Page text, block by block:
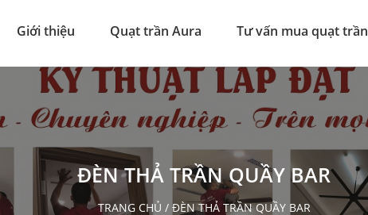
Giới thiệu Quạt trần Aura Tư vấn mua quạt trần
ĐÈN THẢ TRẦN QUẦY BAR
TRANG CHỦ / ĐÈN THẢ TRẦN QUẦY BAR